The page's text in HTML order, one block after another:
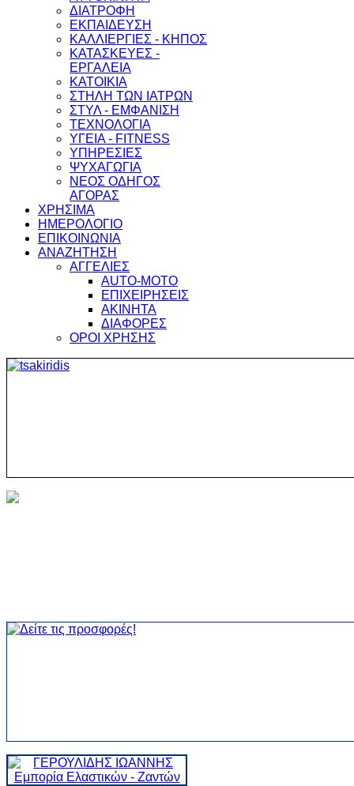
ΔΙΑΤΡΟΦΗ
ΕΚΠΑΙΔΕΥΣΗ
ΚΑΛΛΙΕΡΓΙΕΣ - ΚΗΠΟΣ
ΚΑΤΑΣΚΕΥΕΣ -
ΕΡΓΑΛΕΙΑ
ΚΑΤΟΙΚΙΑ
ΣΤΗΛΗ ΤΩΝ ΙΑΤΡΩΝ
ΣΤΥΛ - ΕΜΦΑΝΙΣΗ
ΤΕΧΝΟΛΟΓΙΑ
ΥΓΕΙΑ - FITNESS
ΥΠΗΡΕΣΙΕΣ
ΨΥΧΑΓΩΓΙΑ
ΝΕΟΣ ΟΔΗΓΟΣ
ΑΓΟΡΑΣ
ΧΡΗΣΙΜΑ
ΗΜΕΡΟΛΟΓΙΟ
ΕΠΙΚΟΙΝΩΝΙΑ
ΑΝΑΖΗΤΗΣΗ
ΑΓΓΕΛΙΕΣ
AUTO-MOTO
ΕΠΙΧΕΙΡΗΣΕΙΣ
ΑΚΙΝΗΤΑ
ΔΙΑΦΟΡΕΣ
ΟΡΟΙ ΧΡΗΣΗΣ